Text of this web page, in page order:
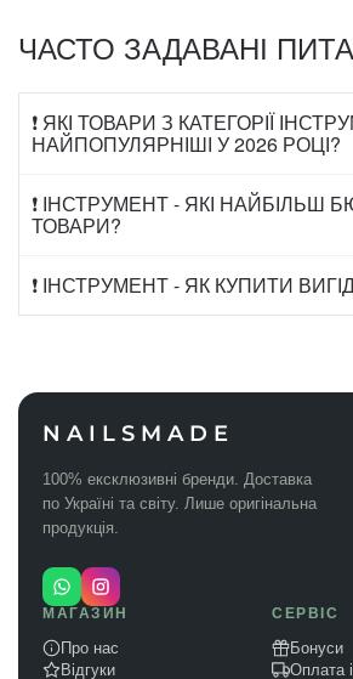
ЧАСТО ЗАДАВАНІ
❗ ЯКІ ТОВАРИ З КАТЕГОРІЇ
НАЙПОПУЛЯРНІШІ У 2026 РОЦІ?
❗ ІНСТРУМЕНТ - ЯКІ НАЙБІЛЬШ
ТОВАРИ?
❗ ІНСТРУМЕНТ - ЯК КУПИТИ
NAILSMADE
100% ексклюзивні бренди. Доставка
по Україні та світу. Лише оригінальна
продукція.
МАГАЗИН
Про нас
Відгуки
СЕРВІС
Бонуси
Оплата